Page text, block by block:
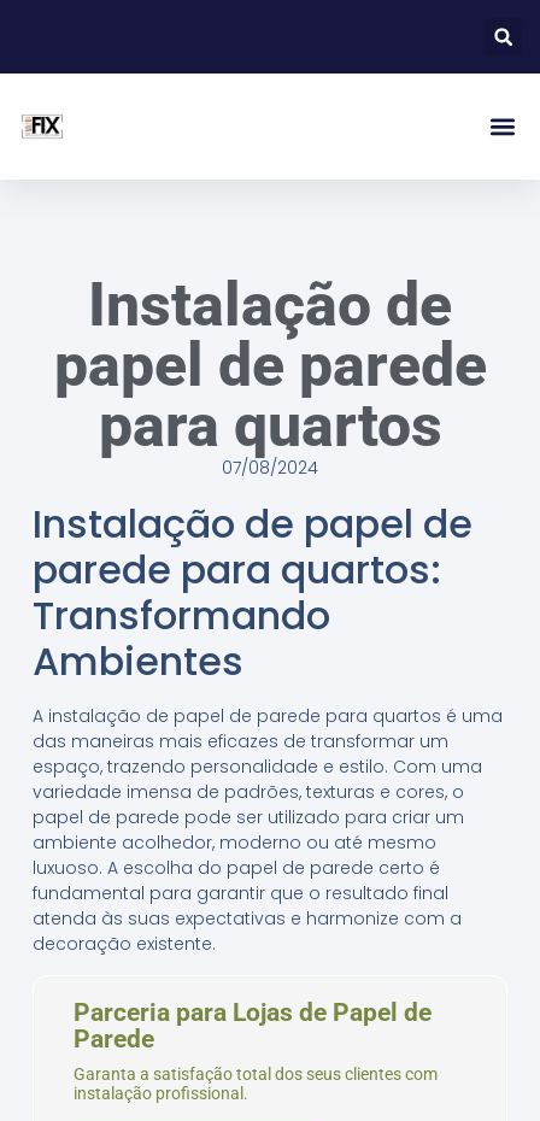
Instalação de
papel de parede
para quartos
07/08/2024
Instalação de papel de
parede para quartos:
Transformando
Ambientes
A instalação de papel de parede para quartos é uma
das maneiras mais eficazes de transformar um
espaço, trazendo personalidade e estilo. Com uma
variedade imensa de padrões, texturas e cores, o
papel de parede pode ser utilizado para criar um
ambiente acolhedor, moderno ou até mesmo
luxuoso. A escolha do papel de parede certo é
fundamental para garantir que o resultado final
atenda às suas expectativas e harmonize com a
decoração existente.
Parceria para Lojas de Papel de
Parede
Garanta a satisfação total dos seus clientes com
instalação profissional.